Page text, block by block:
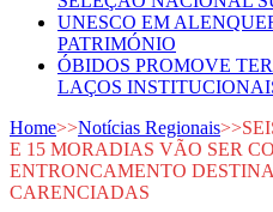
UNESCO EM
PATRIMÓNIO
ÓBIDOS PROMOVE
LAÇOS
Home>>Notícias Regionais>>
E 15 MORADIAS VÃO SER
ENTRONCAMENTO
CARENCIADAS